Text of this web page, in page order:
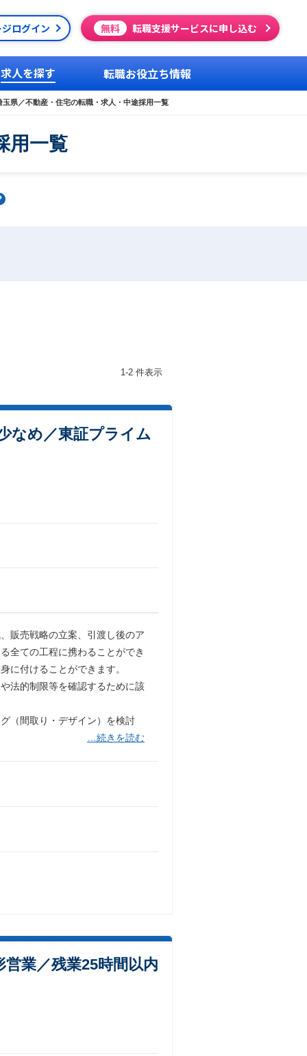
ログイン 無料 転職支援サービスに申し込む
求人を探す 転職お役立ち情報
玉県／不動産・住宅の転職・求人・中途採用一覧
用一覧
1-2 件表示
なめ／東証プライム
販売戦略の立案、引渡し後のア
全ての工程に携わることができ
に付けることができます。
法的制限等を確認するために該
（間取り・デザイン）を検討
…続きを読む
業／残業25時間以内